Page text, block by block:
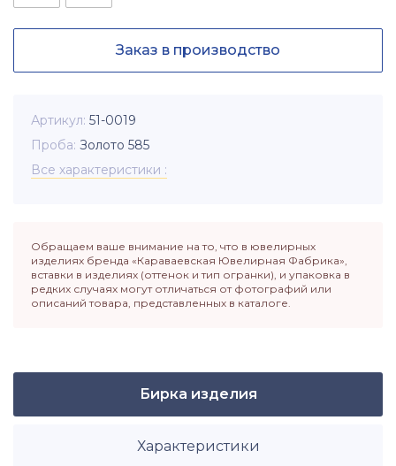
Заказ в производство
Артикул 51-0019
Проба Золото 585
Все характеристики
Обращаем ваше внимание на то, что в ювелирных
изделиях бренда «Караваевская Ювелирная Фабрика»,
вставки в изделиях (оттенок и тип огранки), и упаковка в
редких случаях могут отличаться от фотографий или
описаний товара, представленных в каталоге.
Бирка изделия
Характеристики